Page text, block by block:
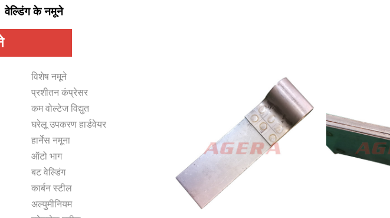
वेल्डिंग के नमूने
विशेष नमूने
प्रशीतन कंप्रेसर
कम वोल्टेज विद्युत
घरेलू उपकरण हार्डवेयर
हार्नेस नमूना
ऑटो भाग
बट वेल्डिंग
कार्बन स्टील
अल्युमीनियम